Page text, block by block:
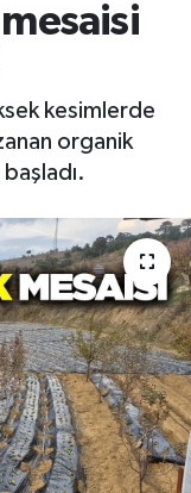
kesimlerde
organik